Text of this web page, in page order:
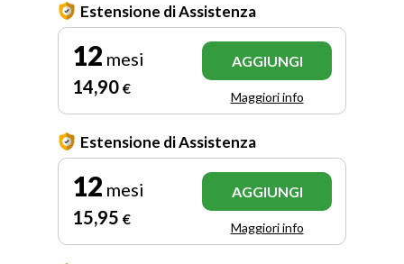
Estensione di Assistenza
12 mesi
14,90 €
AGGIUNGI
Maggiori info
Estensione di Assistenza
12 mesi
15,95 €
AGGIUNGI
Maggiori info